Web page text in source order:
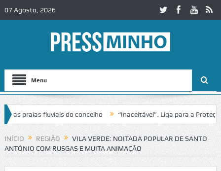
07 Agosto, 2026
Menu
praias fluviais do concelho “Inaceitável”. Liga para a Proteção da
de trânsito no IC2 em Alcobaça Igreja do Castelo de Cerveira
INÍCIO REGIÃO
VILA VERDE: NOITADA POPULAR DE SANTO
ANTÓNIO COM RUSGAS E MUITA ANIMAÇÃO